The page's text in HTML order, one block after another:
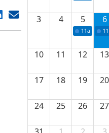
3 4 5
11a
6
10 11 12 13
17 18 19 20
24 25 26 27